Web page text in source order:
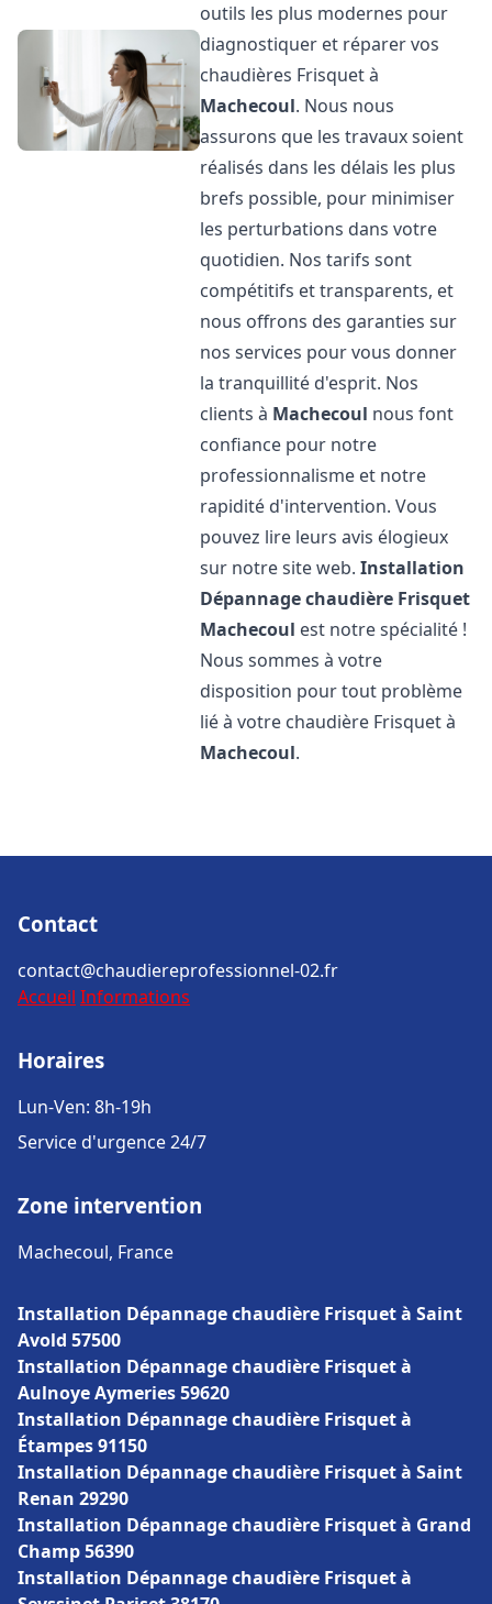
outils les plus modernes pour
diagnostiquer et réparer vos
chaudières Frisquet à
Machecoul. Nous nous
assurons que les travaux soient
réalisés dans les délais les plus
brefs possible, pour minimiser
les perturbations dans votre
quotidien. Nos tarifs sont
compétitifs et transparents, et
nous offrons des garanties sur
nos services pour vous donner
la tranquillité d'esprit. Nos
clients à Machecoul nous font
confiance pour notre
professionnalisme et notre
rapidité d'intervention. Vous
pouvez lire leurs avis élogieux
sur notre site web.Installation
Dépannage chaudière Frisquet
Machecoul est notre spécialité !
Nous sommes à votre
disposition pour tout problème
lié à votre chaudière Frisquet à
Machecoul.
Contact
contact@chaudiereprofessionnel-02.fr
Accueil Informations
Horaires
Lun-Ven: 8h-19h
Service d'urgence 24/7
Zone intervention
Machecoul, France
Installation Dépannage chaudière Frisquet à Saint
Avold 57500
Installation Dépannage chaudière Frisquet à
Aulnoye Aymeries 59620
Installation Dépannage chaudière Frisquet à
Étampes 91150
Installation Dépannage chaudière Frisquet à Saint
Renan 29290
Installation Dépannage chaudière Frisquet à Grand
Champ 56390
Installation Dépannage chaudière Frisquet à